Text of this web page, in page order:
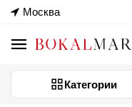
Москва
Категории